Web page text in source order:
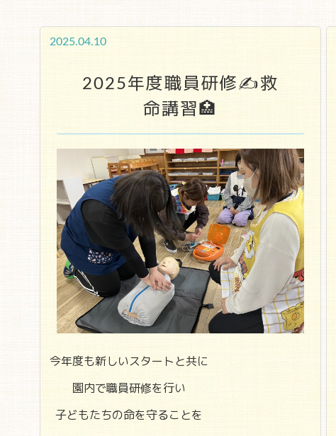
2025.04.10
2025年度職員研修✍救
命講習🏥
今年度も新しいスタートと共に
園内で職員研修を行い
子どもたちの命を守ることを